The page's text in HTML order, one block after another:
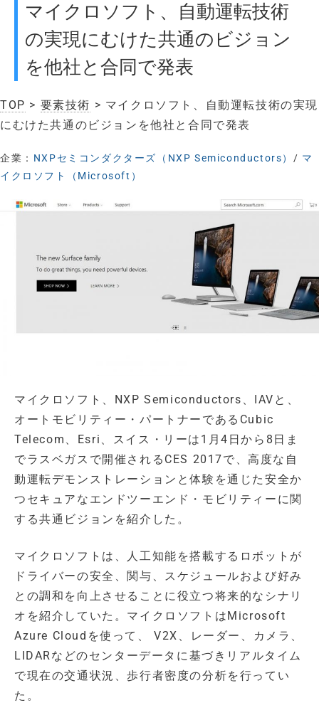
マイクロソフト、自動運転技術
の実現にむけた共通のビジョン
を他社と合同で発表
TOP > 要素技術 > マイクロソフト、自動運転技術の実現
にむけた共通のビジョンを他社と合同で発表
企業： NXPセミコンダクターズ（NXP Semiconductors）/ マ
イクロソフト（Microsoft）
マイクロソフト、NXP Semiconductors、IAVと、
オートモビリティー・パートナーであるCubic
Telecom、Esri、スイス・リーは1月4日から8日ま
でラスベガスで開催されるCES 2017で、高度な自
動運転デモンストレーションと体験を通じた安全か
つセキュアなエンドツーエンド・モビリティーに関
する共通ビジョンを紹介した。
マイクロソフトは、人工知能を搭載するロボットが
ドライバーの安全、関与、スケジュールおよび好み
との調和を向上させることに役立つ将来的なシナリ
オを紹介していた。マイクロソフトはMicrosoft
Azure Cloudを使って、 V2X、レーダー、カメラ、
LIDARなどのセンターデータに基づきリアルタイム
で現在の交通状況、歩行者密度の分析を行ってい
た。